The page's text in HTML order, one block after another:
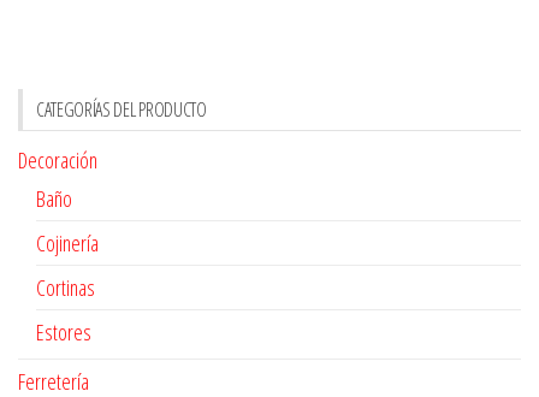
CATEGORÍAS DEL PRODUCTO
Decoración
Baño
Cojinería
Cortinas
Estores
Ferretería